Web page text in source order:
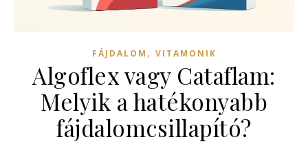
FÁJDALOM , VITAMONIK
Algoflex vagy Cataflam:
Melyik a hatékonyabb
fájdalomcsillapító?